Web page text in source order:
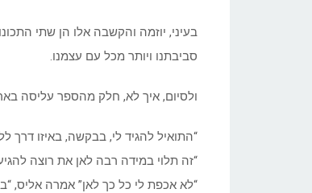
בעיני, יוזמה והקשבה אלו הן שתי
סביבתנו ויותר מכל עם עצמנו.
ולסיום, איך לא, חלק מהספר עליסה
“התואיל להגיד לי, בבקשה, באיזו דרך
“זה תלוי במידה רבה לאן את רוצה
“לא אכפת לי כל כך לאן” אמרה אליס,